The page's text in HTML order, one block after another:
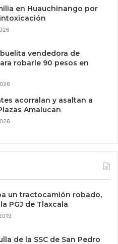
en Huauchinango por
vendedora de
robarle 90 pesos en
acorralan y asaltan a
Amalucan
un tractocamión robado,
PGJ de Tlaxcala
de la SSC de San Pedro